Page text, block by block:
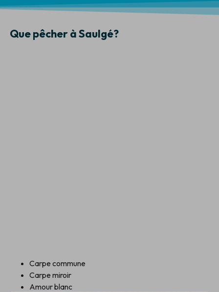
Que pêcher à Saulgé?
Carpe commune
Carpe miroir
Amour blanc